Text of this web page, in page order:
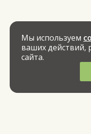
Мы используем
ваших действий,
сайта.